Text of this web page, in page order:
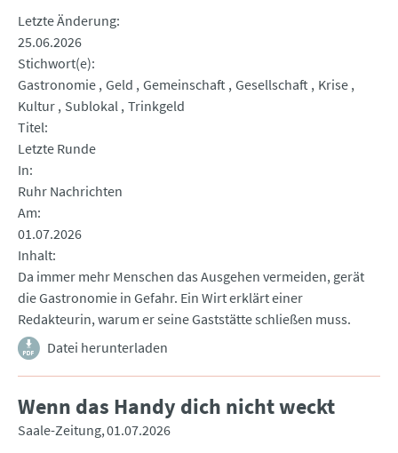
Letzte Änderung
25.06.2026
Stichwort(e)
Gastronomie Geld Gemeinschaft Gesellschaft Krise
Kultur Sublokal Trinkgeld
Titel
Letzte Runde
In
Ruhr Nachrichten
Am
01.07.2026
Inhalt
Da immer mehr Menschen das Ausgehen vermeiden, gerät
die Gastronomie in Gefahr. Ein Wirt erklärt einer
Redakteurin, warum er seine Gaststätte schließen muss.
Datei herunterladen
Wenn das Handy dich nicht weckt
Saale-Zeitung 01.07.2026